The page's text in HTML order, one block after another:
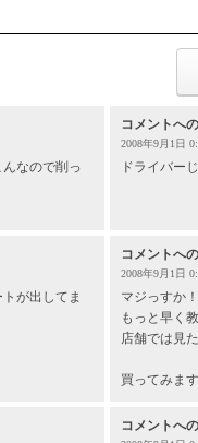
なので削っ
コメントへ
2008年9月1日
ドライバー
が出してま
コメントへ
2008年9月1日
マジっすか
もっと早く
店舗では見
買ってみま
コメントへ